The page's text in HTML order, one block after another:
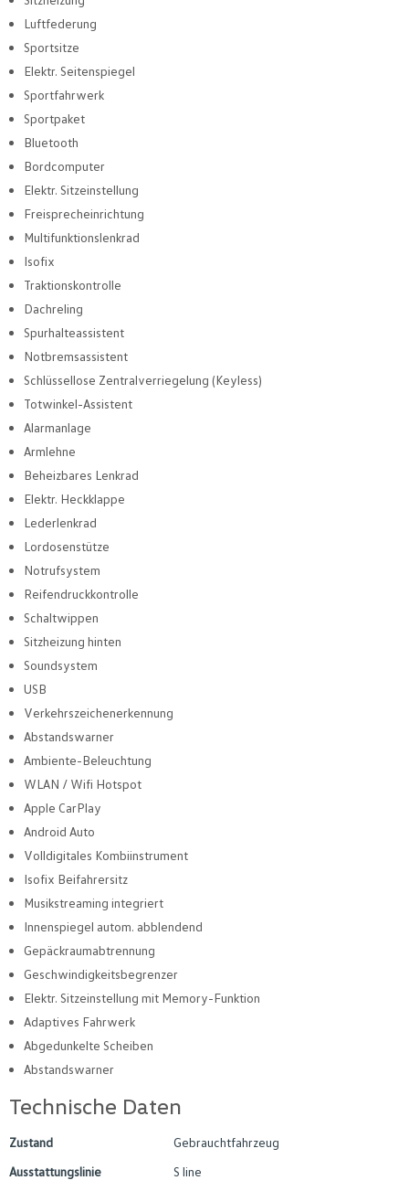
Luftfederung
Sportsitze
Elektr. Seitenspiegel
Sportfahrwerk
Sportpaket
Bluetooth
Bordcomputer
Elektr. Sitzeinstellung
Freisprecheinrichtung
Multifunktionslenkrad
Isofix
Traktionskontrolle
Dachreling
Spurhalteassistent
Notbremsassistent
Schlüssellose Zentralverriegelung (Keyless)
Totwinkel-Assistent
Alarmanlage
Armlehne
Beheizbares Lenkrad
Elektr. Heckklappe
Lederlenkrad
Lordosenstütze
Notrufsystem
Reifendruckkontrolle
Schaltwippen
Sitzheizung hinten
Soundsystem
USB
Verkehrszeichenerkennung
Abstandswarner
Ambiente-Beleuchtung
WLAN / Wifi Hotspot
Apple CarPlay
Android Auto
Volldigitales Kombiinstrument
Isofix Beifahrersitz
Musikstreaming integriert
Innenspiegel autom. abblendend
Gepäckraumabtrennung
Geschwindigkeitsbegrenzer
Elektr. Sitzeinstellung mit Memory-Funktion
Adaptives Fahrwerk
Abgedunkelte Scheiben
Abstandswarner
Technische Daten
Zustand
Gebrauchtfahrzeug
Ausstattungslinie
S line